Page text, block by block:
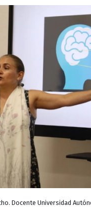
Docente Universidad